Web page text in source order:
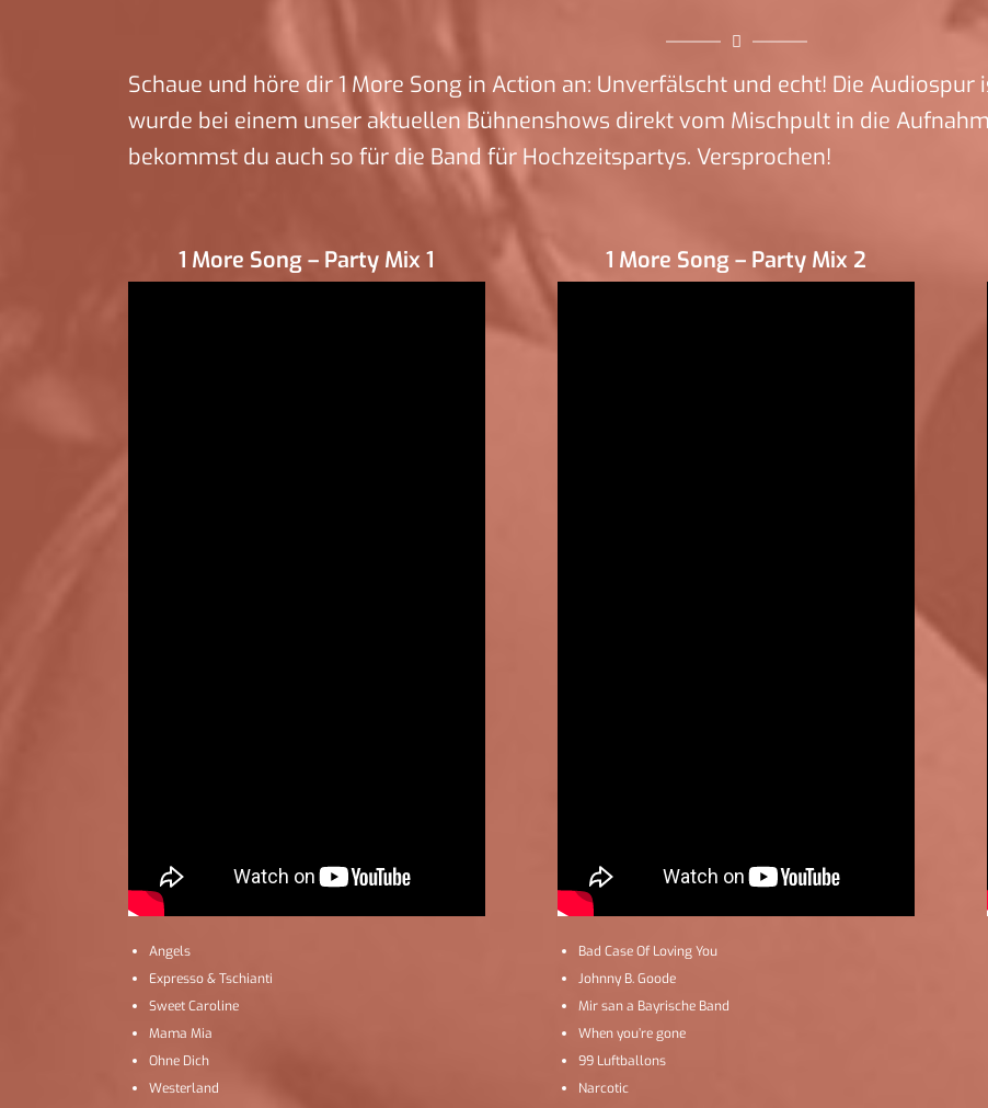
Schaue und höre dir 1 More Song in Action an: Unverfälscht und echt! Die
wurde bei einem unser aktuellen Bühnenshows direkt vom Mischpult in die
bekommst du auch so für die Band für Hochzeitspartys. Versprochen!
1 More Song – Party Mix 1
Angels
Expresso & Tschianti
Sweet Caroline
Mama Mia
Ohne Dich
Westerland
1 More Song – Party Mix 2
Bad Case Of Loving You
Johnny B. Goode
Mir san a Bayrische Band
When you’re gone
99 Luftballons
Narcotic